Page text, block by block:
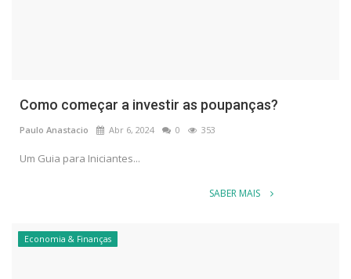
Como começar a investir as poupanças?
Paulo Anastacio Abr 6, 2024 0 353
Um Guia para Iniciantes...
SABER MAIS
Economia & Finanças